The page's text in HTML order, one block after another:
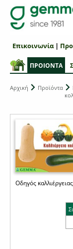
ΠΡΟΙΟΝΤΑ
Επικοινωνία|
Αρχική Προϊόντα
Οδηγός